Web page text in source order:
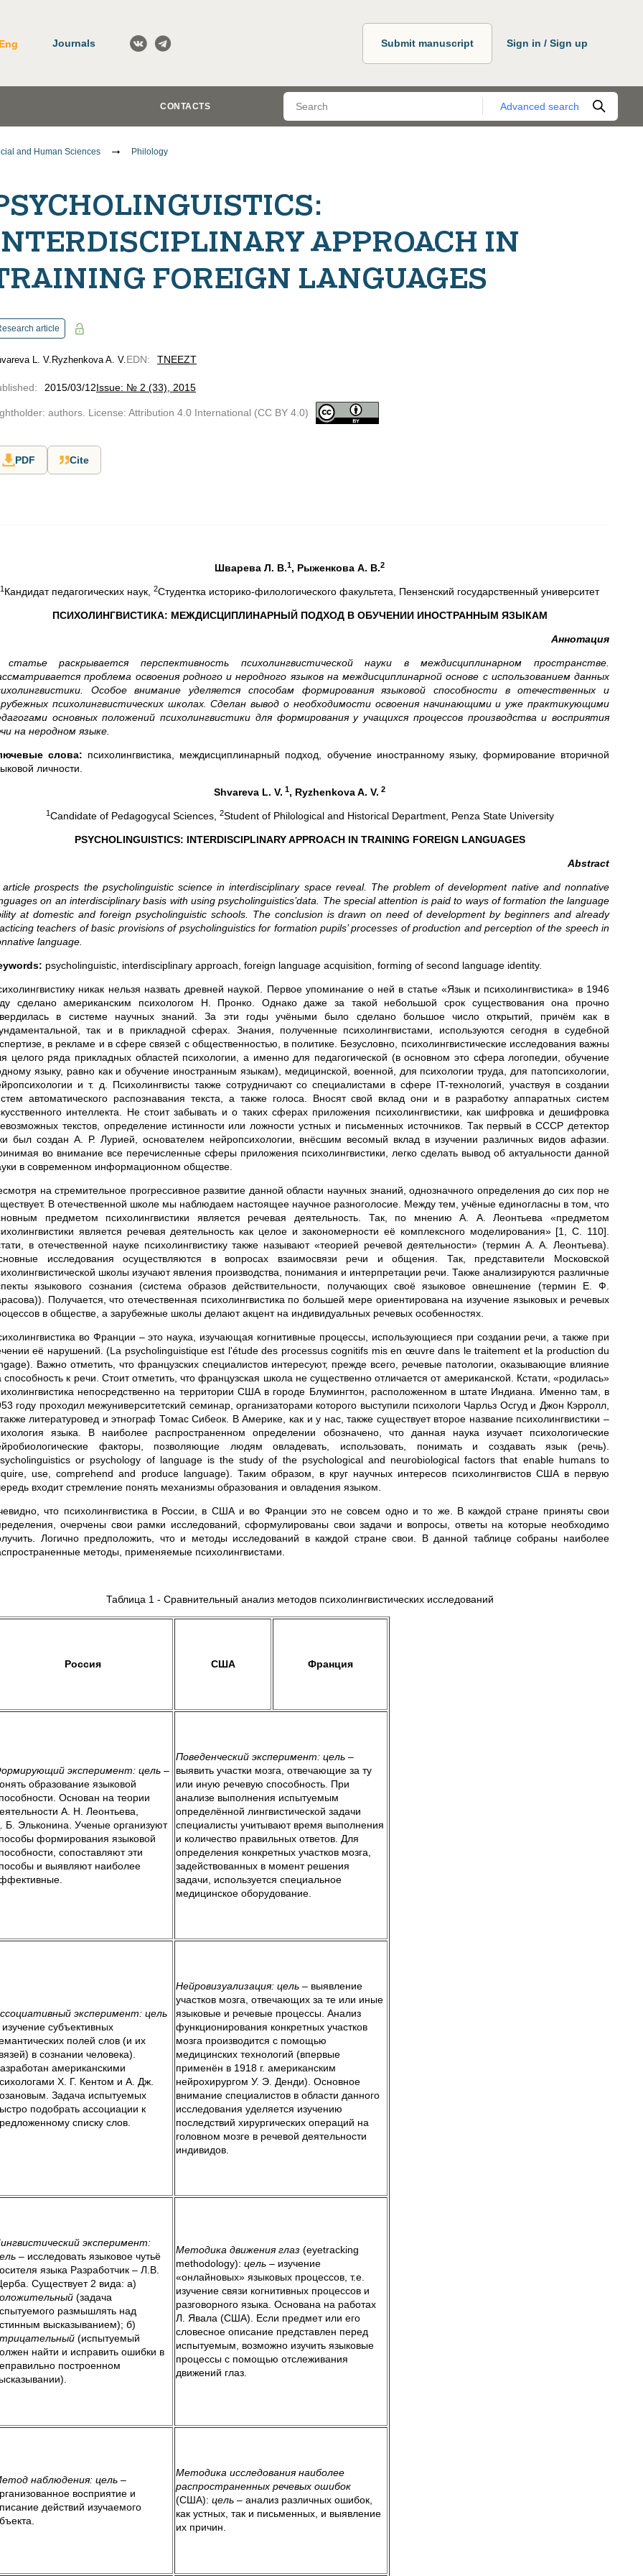
Eng Journals Submit manuscript Sign in / Sign up
CONTACTS Advanced search
and Human Sciences Philology
APPROACH IN
FOREIGN LANGUAGES
article
L. V. Ryzhenkova A. V. EDN: TNEEZT
: 2015/03/12Issue: № 2 (33), 2015
authors. License: Attribution 4.0 International (CC BY 4.0)
PDF Cite
Шварева Л. В.1, Рыженкова А. В.2
1 Кандидат педагогических наук, 2Студентка историко-филологического факультета, Пензенский государственный университет
ПСИХОЛИНГВИСТИКА: МЕЖДИСЦИПЛИНАРНЫЙ ПОДХОД В ОБУЧЕНИИ ИНОСТРАННЫМ ЯЗЫКАМ
Аннотация
раскрывается перспективность психолингвистической науки в междисциплинарном пространстве.
проблема освоения родного и неродного языков на междисциплинарной основе с использованием данных
Особое внимание уделяется способам формирования языковой способности в отечественных и
психолингвистических школах. Сделан вывод о необходимости освоения начинающими и уже практикующими
основных положений психолингвистики для формирования у учащихся процессов производства и восприятия
на неродном языке.
слова: психолингвистика, междисциплинарный подход, обучение иностранному языку, формирование вторичной
личности.
Shvareva L. V. 1, Ryzhenkova A. V. 2
1Candidate of Pedagogycal Sciences, 2Student of Philolоgical and Historical Department, Penza State University
PSYCHOLINGUISTICS: INTERDISCIPLINARY APPROACH IN TRAINING FOREIGN LANGUAGES
Abstract
prospects the psycholinguistic science in interdisciplinary space reveal. The problem of development native and nonnative
on an interdisciplinary basis with using psycholinguistics’data. The special attention is paid to ways of formation the language
at domestic and foreign psycholinguistic schools. The conclusion is drawn on need of development by beginners and already
teachers of basic provisions of psycholinguistics for formation pupils’ processes of production and perception of the speech in
language.
psycholinguistic, interdisciplinary approach, foreign language acquisition, forming of second language identity.
никак нельзя назвать древней наукой. Первое упоминание о ней в статье «Язык и психолингвистика» в 1946
сделано американским психологом Н. Пронко. Однако даже за такой небольшой срок существования она прочно
в системе научных знаний. За эти годы учёными было сделано большое число открытий, причём как в
так и в прикладной сферах. Знания, полученные психолингвистами, используются сегодня в судебной
в рекламе и в сфере связей с общественностью, в политике. Безусловно, психолингвистические исследования важны
целого ряда прикладных областей психологии, а именно для педагогической (в основном это сфера логопедии, обучение
языку, равно как и обучение иностранным языкам), медицинской, военной, для психологии труда, для патопсихологии,
и т. д. Психолингвисты также сотрудничают со специалистами в сфере IT-технологий, участвуя в создании
автоматического распознавания текста, а также голоса. Вносят свой вклад они и в разработку аппаратных систем
интеллекта. Не стоит забывать и о таких сферах приложения психолингвистики, как шифровка и дешифровка
текстов, определение истинности или ложности устных и письменных источников. Так первый в СССР детектор
был создан А. Р. Лурией, основателем нейропсихологии, внёсшим весомый вклад в изучении различных видов афазии.
во внимание все перечисленные сферы приложения психолингвистики, легко сделать вывод об актуальности данной
в современном информационном обществе.
на стремительное прогрессивное развитие данной области научных знаний, однозначного определения до сих пор не
В отечественной школе мы наблюдаем настоящее научное разноголосие. Между тем, учёные единогласны в том, что
предметом психолингвистики является речевая деятельность. Так, по мнению А. А. Леонтьева «предметом
является речевая деятельность как целое и закономерности её комплексного моделирования» [1, C. 110].
в отечественной науке психолингвистику также называют «теорией речевой деятельности» (термин А. А. Леонтьева).
исследования осуществляются в вопросах взаимосвязи речи и общения. Так, представители Московской
школы изучают явления производства, понимания и интерпретации речи. Также анализируются различные
языкового сознания (система образов действительности, получающих своё языковое овнешнение (термин Е. Ф.
Получается, что отечественная психолингвистика по большей мере ориентирована на изучение языковых и речевых
в обществе, а зарубежные школы делают акцент на индивидуальных речевых особенностях.
во Франции – это наука, изучающая когнитивные процессы, использующиеся при создании речи, а также при
её нарушений. (La psycholinguistique est l'étude des processus cognitifs mis en œuvre dans le traitement et la production du
Важно отметить, что французских специалистов интересуют, прежде всего, речевые патологии, оказывающие влияние
способность к речи. Стоит отметить, что французская школа не существенно отличается от американской. Кстати, «родилась»
непосредственно на территории США в городе Блумингтон, расположенном в штате Индиана. Именно там, в
году проходил межуниверситетский семинар, организаторами которого выступили психологи Чарльз Осгуд и Джон Кэрролл,
литературовед и этнограф Томас Сибеок. В Америке, как и у нас, также существует второе название психолингвистики –
языка. В наиболее распространенном определении обозначено, что данная наука изучает психологические
факторы, позволяющие людям овладевать, использовать, понимать и создавать язык (речь).
or psychology of language is the study of the psychological and neurobiological factors that enable humans to
use, comprehend and produce language). Таким образом, в круг научных интересов психолингвистов США в первую
входит стремление понять механизмы образования и овладения языком.
что психолингвистика в России, в США и во Франции это не совсем одно и то же. В каждой стране приняты свои
очерчены свои рамки исследований, сформулированы свои задачи и вопросы, ответы на которые необходимо
Логично предположить, что и методы исследований в каждой стране свои. В данной таблице собраны наиболее
методы, применяемые психолингвистами.
Таблица 1 - Сравнительный анализ методов психолингвистических исследований
Россия США Франция
эксперимент: цель –
образование языковой
Основан на теории
А. Н. Леонтьева,
Б. Эльконина. Ученые организуют
формирования языковой
сопоставляют эти
и выявляют наиболее
Поведенческий эксперимент: цель –
выявить участки мозга, отвечающие за ту
или иную речевую способность. При
анализе выполнения испытуемым
определённой лингвистической задачи
специалисты учитывают время выполнения
и количество правильных ответов. Для
определения конкретных участков мозга,
задействованных в момент решения
задачи, используется специальное
медицинское оборудование.
эксперимент: цель
субъективных
полей слов (и их
в сознании человека).
американскими
Х. Г. Кентом и А. Дж.
Задача испытуемых
подобрать ассоциации к
списку слов.
Нейровизуализация: цель – выявление
участков мозга, отвечающих за те или иные
языковые и речевые процессы. Анализ
функционирования конкретных участков
мозга производится с помощью
медицинских технологий (впервые
применён в 1918 г. американским
нейрохирургом У. Э. Денди). Основное
внимание специалистов в области данного
исследования уделяется изучению
последствий хирургических операций на
головном мозге в речевой деятельности
индивидов.
эксперимент:
– исследовать языковое чутьё
языка Разработчик – Л.В.
Существует 2 вида: а)
(задача
размышлять над
высказыванием); б)
(испытуемый
найти и исправить ошибки в
построенном
Методика движения глаз (eyetracking
methodology): цель – изучение
«онлайновых» языковых процессов, т.е.
изучение связи когнитивных процессов и
разговорного языка. Основана на работах
Л. Явала (США). Если предмет или его
словесное описание представлен перед
испытуемым, возможно изучить языковые
процессы с помощью отслеживания
движений глаз.
наблюдения: цель –
восприятие и
действий изучаемого
Методика исследования наиболее
распространенных речевых ошибок
(США): цель – анализ различных ошибок,
как устных, так и письменных, и выявление
их причин.